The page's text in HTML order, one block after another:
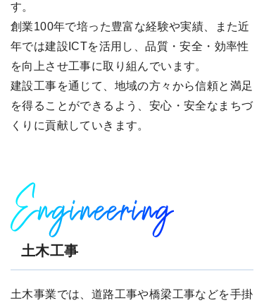
す。
創業100年で培った豊富な経験や実績、また近
年では建設ICTを活用し、品質・安全・効率性
を向上させ工事に取り組んでいます。
建設工事を通じて、地域の方々から信頼と満足
を得ることができるよう、安心・安全なまちづ
くりに貢献していきます。
Engineering
土木工事
土木事業では、道路工事や橋梁工事などを手掛